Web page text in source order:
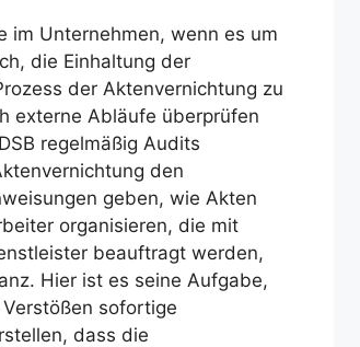
im Unternehmen, wenn es um
die Einhaltung der
der Aktenvernichtung zu
externe Abläufe überprüfen
regelmäßig Audits
den
geben, wie Akten
organisieren, die mit
beauftragt werden,
Hier ist es seine Aufgabe,
sofortige
dass die